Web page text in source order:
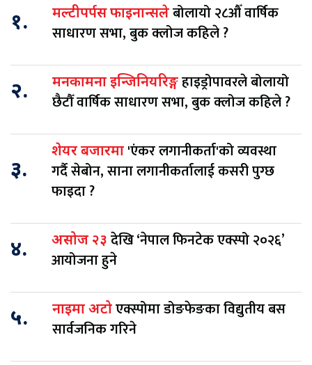
१. मल्टीपर्पस फाइनान्सलेबोलायो २८औँ वार्षिक
साधारण सभा, बुक क्लोज कहिले ?
२. मनकामना इन्जिनियरिङ्गहाइड्रोपावरले बोलायो
छैटौँ वार्षिक साधारण सभा, बुक क्लोज कहिले ?
३.
शेयर बजारमा 'एंकर लगानीकर्ता'को व्यवस्था
गर्दै सेबोन, साना लगानीकर्तालाई कसरी पुग्छ
फाइदा ?
४. असोज २३ देखि ‘नेपाल फिनटेक एक्स्पो २०२६’
आयोजना हुने
५. नाइमा अटोएक्स्पोमा डोङफेङका विद्युतीय बस
सार्वजनिक गरिने